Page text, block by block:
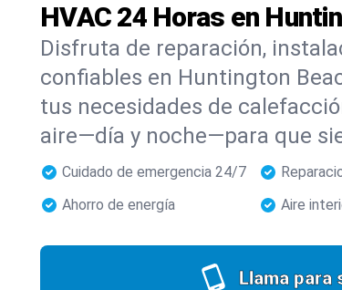
HVAC 24 Horas en
Disfruta de reparación,
confiables en Huntington
tus necesidades de
aire—día y noche—para que
Cuidado de emergencia 24/7
Ahorro de energía
Aire
Llama para